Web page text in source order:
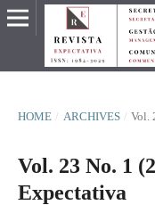
HOME / ARCHIVES / Vol.
Vol. 23 No. 1
Expectativa